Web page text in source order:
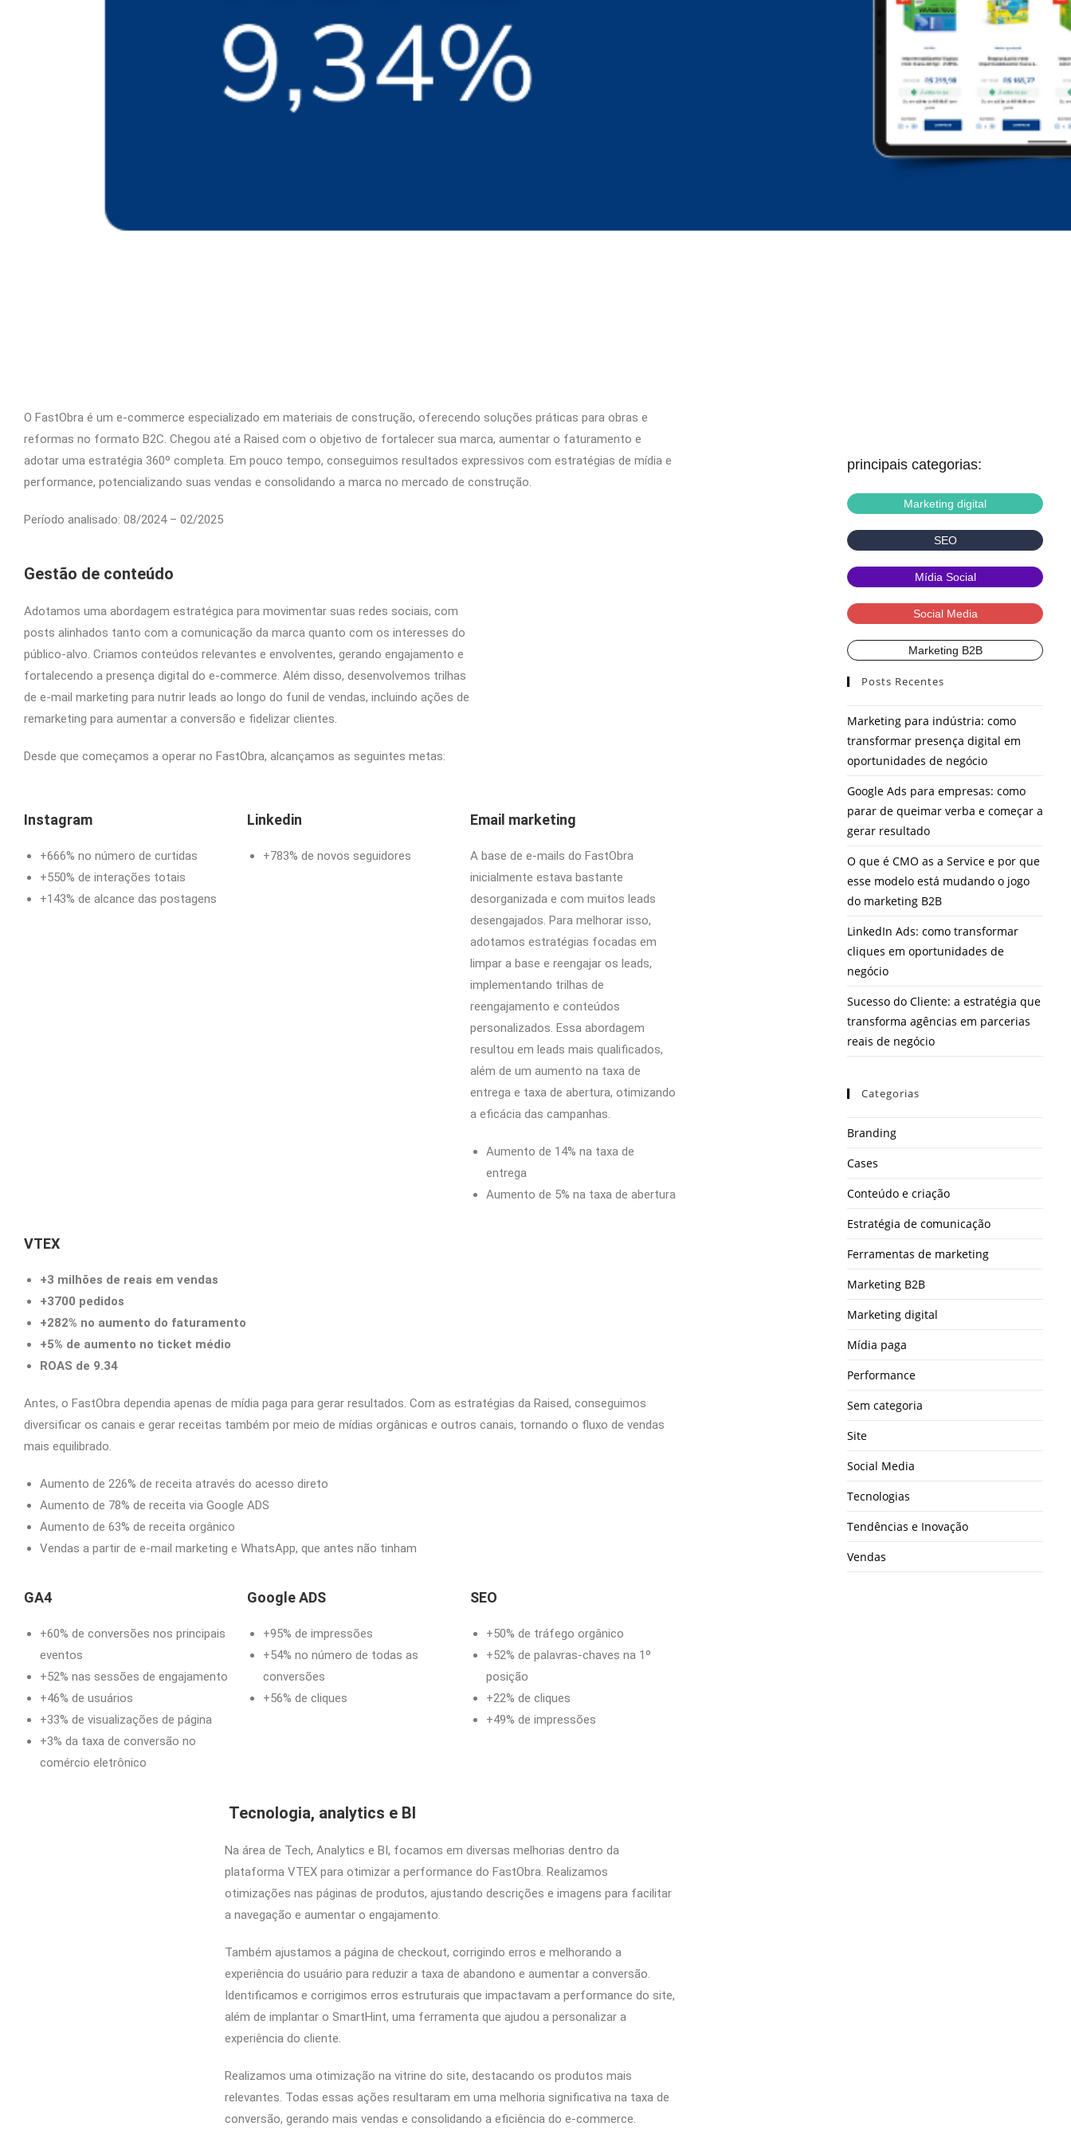
O FastObra é um e-commerce especializado em materiais de construção, oferecendo soluções práticas para obras e
reformas no formato B2C. Chegou até a Raised com o objetivo de fortalecer sua marca, aumentar o faturamento e
adotar uma estratégia 360º completa. Em pouco tempo, conseguimos resultados expressivos com estratégias de mídia e
performance, potencializando suas vendas e consolidando a marca no mercado de construção.
Período analisado: 08/2024 – 02/2025
Gestão de conteúdo
Adotamos uma abordagem estratégica para movimentar suas redes sociais, com
posts alinhados tanto com a comunicação da marca quanto com os interesses do
público-alvo. Criamos conteúdos relevantes e envolventes, gerando engajamento e
fortalecendo a presença digital do e-commerce. Além disso, desenvolvemos trilhas
de e-mail marketing para nutrir leads ao longo do funil de vendas, incluindo ações de
remarketing para aumentar a conversão e fidelizar clientes.
Desde que começamos a operar no FastObra, alcançamos as seguintes metas:
Instagram
+666% no número de curtidas
+550% de interações totais
+143% de alcance das postagens
Linkedin
+783% de novos seguidores
Email marketing
A base de e-mails do FastObra
inicialmente estava bastante
desorganizada e com muitos leads
desengajados. Para melhorar isso,
adotamos estratégias focadas em
limpar a base e reengajar os leads,
implementando trilhas de
reengajamento e conteúdos
personalizados. Essa abordagem
resultou em leads mais qualificados,
além de um aumento na taxa de
entrega e taxa de abertura, otimizando
a eficácia das campanhas.
Aumento de 14% na taxa de
entrega
Aumento de 5% na taxa de abertura
VTEX
+3 milhões de reais em vendas
+3700 pedidos
+282% no aumento do faturamento
+5% de aumento no ticket médio
ROAS de 9.34
Antes, o FastObra dependia apenas de mídia paga para gerar resultados. Com as estratégias da Raised, conseguimos
diversificar os canais e gerar receitas também por meio de mídias orgânicas e outros canais, tornando o fluxo de vendas
mais equilibrado.
Aumento de 226% de receita através do acesso direto
Aumento de 78% de receita via Google ADS
Aumento de 63% de receita orgânico
Vendas a partir de e-mail marketing e WhatsApp, que antes não tinham
GA4
+60% de conversões nos principais
eventos
+52% nas sessões de engajamento
+46% de usuários
+33% de visualizações de página
+3% da taxa de conversão no
comércio eletrônico
Google ADS
+95% de impressões
+54% no número de todas as
conversões
+56% de cliques
SEO
+50% de tráfego orgânico
+52% de palavras-chaves na 1º
posição
+22% de cliques
+49% de impressões
Tecnologia, analytics e BI
Na área de Tech, Analytics e BI, focamos em diversas melhorias dentro da
plataforma VTEX para otimizar a performance do FastObra. Realizamos
otimizações nas páginas de produtos, ajustando descrições e imagens para facilitar
a navegação e aumentar o engajamento.
Também ajustamos a página de checkout, corrigindo erros e melhorando a
experiência do usuário para reduzir a taxa de abandono e aumentar a conversão.
Identificamos e corrigimos erros estruturais que impactavam a performance do site,
além de implantar o SmartHint, uma ferramenta que ajudou a personalizar a
experiência do cliente.
Realizamos uma otimização na vitrine do site, destacando os produtos mais
relevantes. Todas essas ações resultaram em uma melhoria significativa na taxa de
conversão, gerando mais vendas e consolidando a eficiência do e-commerce.
principais categorias:
Marketing digital
SEO
Mídia Social
Social Media
Marketing B2B
Posts Recentes
Marketing para indústria: como
transformar presença digital em
oportunidades de negócio
Google Ads para empresas: como
parar de queimar verba e começar a
gerar resultado
O que é CMO as a Service e por que
esse modelo está mudando o jogo
do marketing B2B
LinkedIn Ads: como transformar
cliques em oportunidades de
negócio
Sucesso do Cliente: a estratégia que
transforma agências em parcerias
reais de negócio
Categorias
Branding
Cases
Conteúdo e criação
Estratégia de comunicação
Ferramentas de marketing
Marketing B2B
Marketing digital
Mídia paga
Performance
Sem categoria
Site
Social Media
Tecnologias
Tendências e Inovação
Vendas